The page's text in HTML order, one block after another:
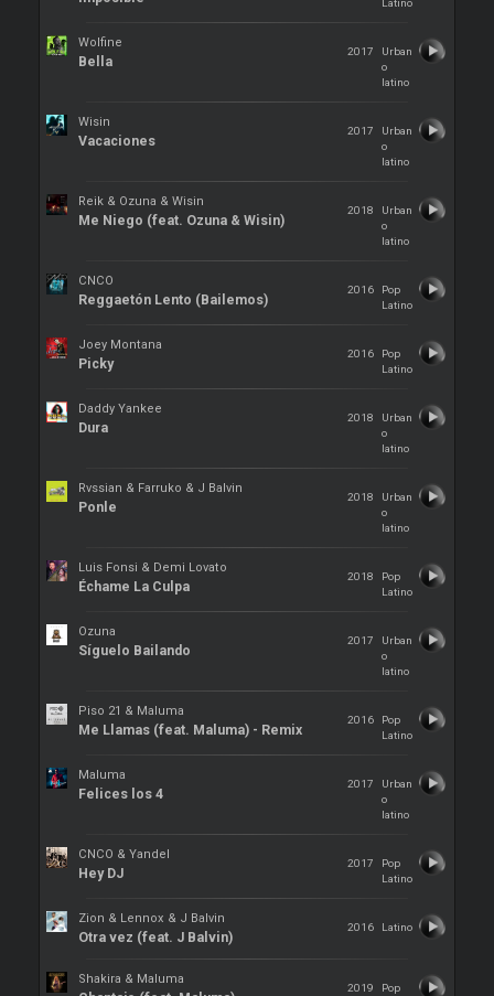
Latino
Wolfine
Bella
2017
Urban
o
latino
Wisin
Vacaciones
2017
Urban
o
latino
Reik & Ozuna & Wisin
Me Niego (feat. Ozuna & Wisin)
2018
Urban
o
latino
CNCO
Reggaetón Lento (Bailemos)
2016
Pop
Latino
Joey Montana
Picky
2016
Pop
Latino
Daddy Yankee
Dura
2018
Urban
o
latino
Rvssian & Farruko & J Balvin
Ponle
2018
Urban
o
latino
Luis Fonsi & Demi Lovato
Échame La Culpa
2018
Pop
Latino
Ozuna
Síguelo Bailando
2017
Urban
o
latino
Piso 21 & Maluma
Me Llamas (feat. Maluma) - Remix
2016
Pop
Latino
Maluma
Felices los 4
2017
Urban
o
latino
CNCO & Yandel
Hey DJ
2017
Pop
Latino
Zion & Lennox & J Balvin
Otra vez (feat. J Balvin)
2016 Latino
Shakira & Maluma
2019 Pop